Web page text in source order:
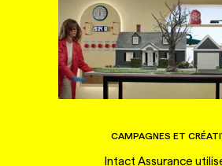
CAMPAGNES ET
Intact Assurance